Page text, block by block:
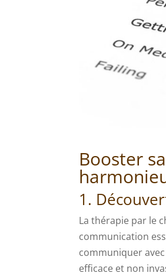
Booster
1.
La thérapie par le
communication
communiquer
efficace et non